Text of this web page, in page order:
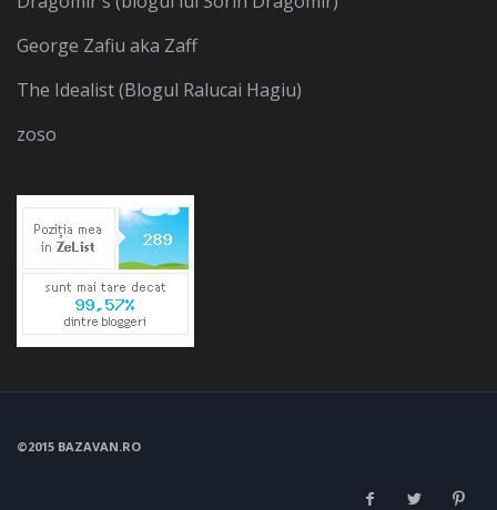
George Zafiu aka Zaff
The Idealist (Blogul Ralucai Hagiu)
zoso
©2015 BAZAVAN.RO